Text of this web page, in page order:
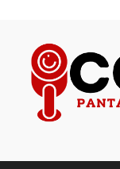
content